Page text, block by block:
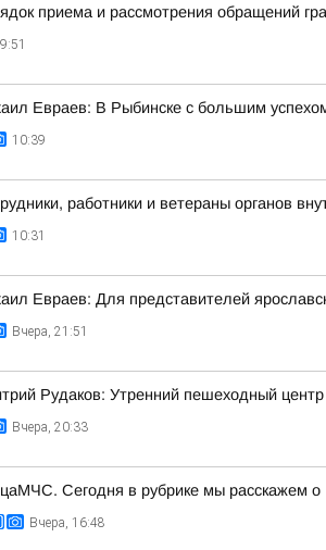
приема и рассмотрения обращений
Евраев: В Рыбинске с большим
10:39
работники и ветераны органов
10:31
Евраев: Для представителей
Вчера, 21:51
Рудаков: Утренний пешеходный центр
Вчера, 20:33
Сегодня в рубрике мы расскажем о
Вчера, 16:48